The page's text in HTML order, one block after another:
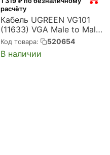
расчёту
Кабель UGREEN VG101
(11633) VGA Male to Male
Cable. Длина 10 м. Цвет:
черный (11633_)
Код товара: 520654
В наличии